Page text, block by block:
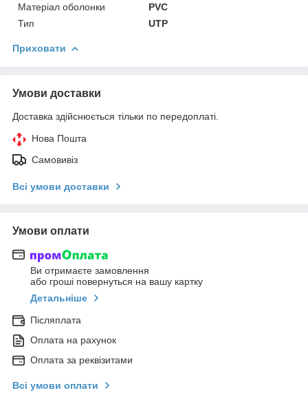
Матеріал оболонки
PVC
Тип
UTP
Приховати
Умови доставки
Доставка здійснюється тільки по передоплаті.
Нова Пошта
Самовивіз
Всі умови доставки
Умови оплати
Ви отримаєте замовлення
або гроші повернуться на вашу картку
Детальніше
Післяплата
Оплата на рахунок
Оплата за реквізитами
Всі умови оплати